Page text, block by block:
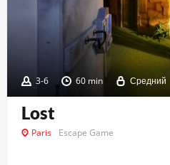
3-6 60 min Средний
Lost
Paris Escape Game